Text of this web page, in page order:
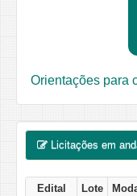
Orientações para
Licitações em
Edital Lote